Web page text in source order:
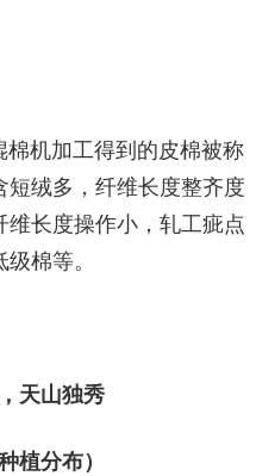
机加工得到的皮棉被称
短绒多，纤维长度整齐度
长度操作小，轧工疵点
棉等。
天山独秀
植分布）